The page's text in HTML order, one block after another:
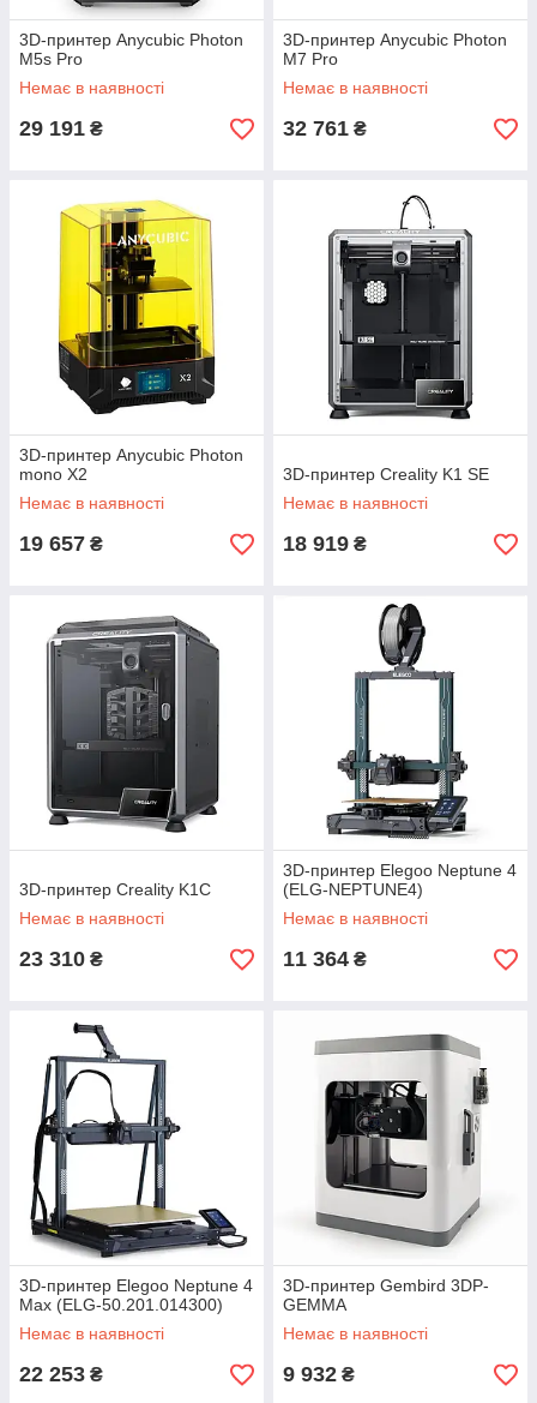
3D-принтер Anycubic Photon
M5s Pro
Немає в наявності
29 191 ₴
3D-принтер Anycubic Photon
M7 Pro
Немає в наявності
32 761 ₴
3D-принтер Anycubic Photon
mono X2
Немає в наявності
19 657 ₴
3D-принтер Creality K1 SE
Немає в наявності
18 919 ₴
3D-принтер Creality K1C
Немає в наявності
23 310 ₴
3D-принтер Elegoo Neptune 4
(ELG-NEPTUNE4)
Немає в наявності
11 364 ₴
3D-принтер Elegoo Neptune 4
Max (ELG-50.201.014300)
Немає в наявності
22 253 ₴
3D-принтер Gembird 3DP-
GEMMA
Немає в наявності
9 932 ₴